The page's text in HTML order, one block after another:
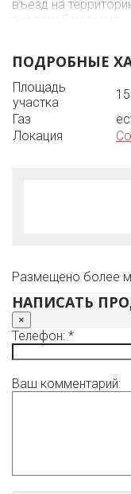
въезд на
видеонаблюдение.
Вы приобретаете
целебного
Используйте
прекрасного
коттеджном
Звоните,
время.
ПОДРОБНЫЕ
Площадь
участка
Газ
Локация
Размещено более
НАПИСАТЬ
×
Телефон: *
Ваш комментарий: